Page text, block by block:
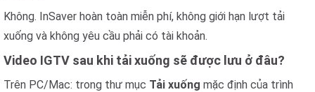
Không. InSaver hoàn toàn miễn phí, không giới hạn lượt tải
xuống và không yêu cầu phải có tài khoản.
Video IGTV sau khi tải xuống sẽ được lưu ở đâu?
Trên PC/Mac: trong thư mục Tải xuống mặc định của trình